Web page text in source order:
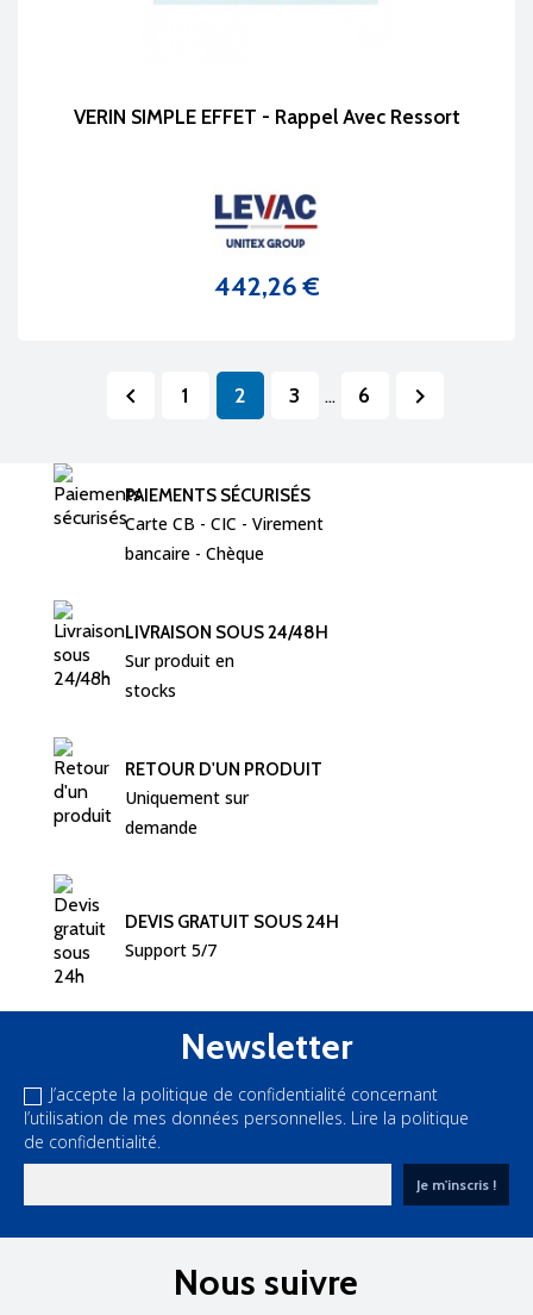
VERIN SIMPLE EFFET - Rappel Avec Ressort
Prix
442,26 €
 1 2 3 … 6 
PAIEMENTS SÉCURISÉS
Carte CB - CIC - Virement
bancaire - Chèque
LIVRAISON SOUS 24/48H
Sur produit en
stocks
RETOUR D'UN PRODUIT
Uniquement sur
demande
DEVIS GRATUIT SOUS 24H
Support 5/7
Newsletter
J’accepte la politique de confidentialité concernant
l’utilisation de mes données personnelles. Lire la politique
de confidentialité.
Nous suivre